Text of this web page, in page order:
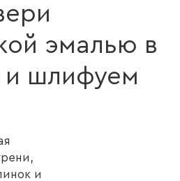
эмалью в
и шлифуем
и